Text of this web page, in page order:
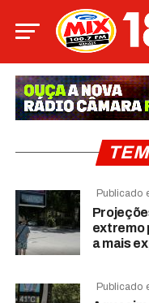
Publicado
extremo
a mais
Publicado